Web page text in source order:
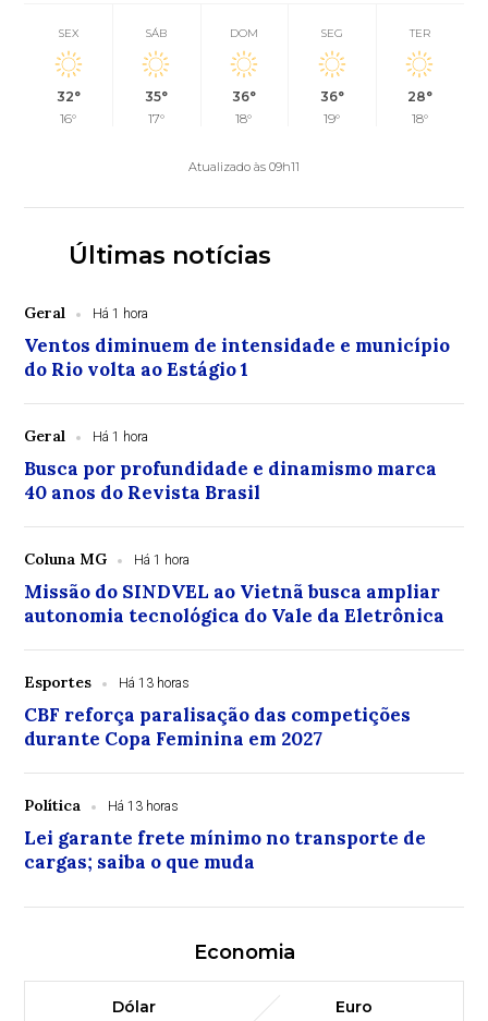
SEX
32°
16°
SÁB
35°
17°
DOM
36°
18°
SEG
36°
19°
TER
28°
18°
Atualizado às 09h11
Últimas notícias
Geral Há 1 hora
Ventos diminuem de intensidade e município
do Rio volta ao Estágio 1
Geral Há 1 hora
Busca por profundidade e dinamismo marca
40 anos do Revista Brasil
Coluna MG Há 1 hora
Missão do SINDVEL ao Vietnã busca ampliar
autonomia tecnológica do Vale da Eletrônica
Esportes Há 13 horas
CBF reforça paralisação das competições
durante Copa Feminina em 2027
Política Há 13 horas
Lei garante frete mínimo no transporte de
cargas; saiba o que muda
Economia
Dólar
Euro